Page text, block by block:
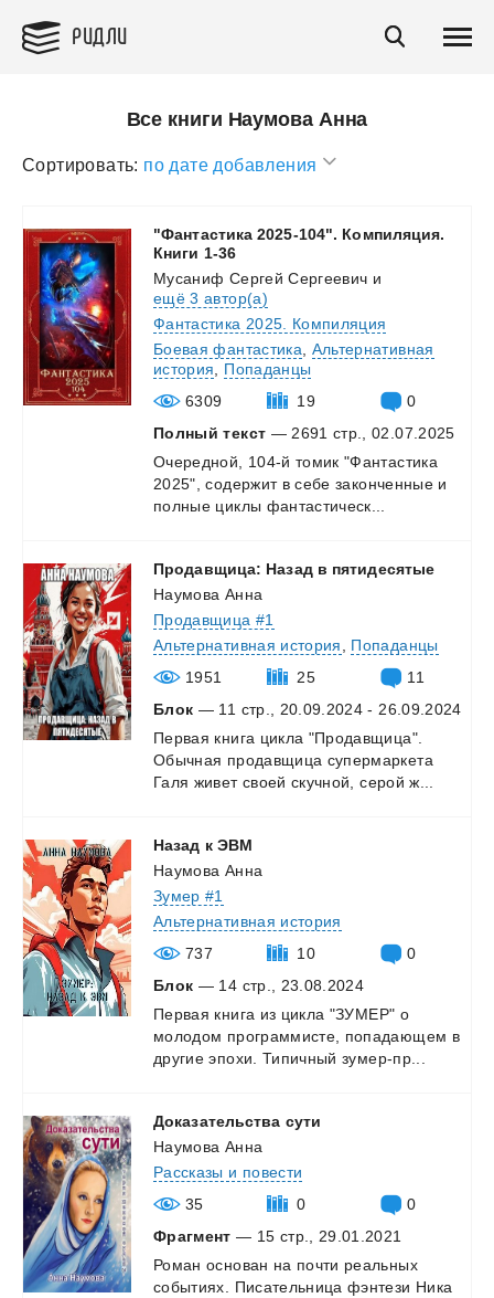
РИДЛИ
Все книги Наумова Анна
Сортировать: по дате добавления
"Фантастика 2025-104". Компиляция.
Книги 1-36
Мусаниф Сергей Сергеевич и
ещё 3 автор(а)
Фантастика 2025. Компиляция
Боевая фантастика
Альтернативная
история
Попаданцы
6309
19
0
Полный текст — 2691 стр., 02.07.2025
Очередной,
104-й томик "Фантастика
2025", содержит в себе законченные и
полные циклы фантастическ...
Продавщица: Назад в пятидесятые
Наумова Анна
Продавщица #1
Альтернативная история
Попаданцы
1951
25
11
Блок — 11 стр., 20.09.2024 - 26.09.2024
Первая книга цикла "Продавщица".
Обычная продавщица супермаркета
Галя живет своей скучной, серой ж...
Назад к ЭВМ
Наумова Анна
Зумер #1
Альтернативная история
737
10
0
Блок — 14 стр., 23.08.2024
Первая книга из цикла "ЗУМЕР" о
молодом программисте, попадающем в
другие эпохи. Типичный зумер-пр...
Доказательства сути
Наумова Анна
Рассказы и повести
35
0
0
Фрагмент — 15 стр., 29.01.2021
Роман основан на почти реальных
событиях.
Писательница фэнтези Ника